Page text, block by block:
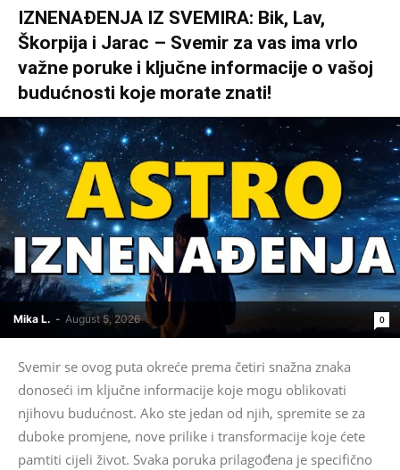
IZNENAĐENJA IZ SVEMIRA: Bik, Lav,
Škorpija i Jarac – Svemir za vas ima vrlo
važne poruke i ključne informacije o vašoj
budućnosti koje morate znati!
Mika L. - August 5, 2026 0
Svemir se ovog puta okreće prema četiri snažna znaka
donoseći im ključne informacije koje mogu oblikovati
njihovu budućnost. Ako ste jedan od njih, spremite se za
duboke promjene, nove prilike i transformacije koje ćete
pamtiti cijeli život. Svaka poruka prilagođena je specifično